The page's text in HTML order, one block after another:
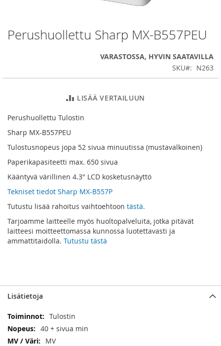
Skip
to
the
Perushuollettu Sharp MX-B557PEU
VARASTOSSA, HYVIN SAATAVILLA
SKU
N263
LISÄÄ VERTAILUUN
Perushuollettu Tulostin
Sharp MX-B557PEU
Tulostusnopeus jopa 52 sivua minuutissa (mustavalkoinen)
Paperikapasiteetti max. 650 sivua
Kääntyvä värillinen 4.3" LCD kosketusnäyttö
Tekniset tiedot Sharp MX-B557P
Tutustu lisää rahoitus vaihtoehtoon tästä.
Tarjoamme laitteelle myös huoltopalveluita, jotka pitävät
laitteesi moitteettomassa kunnossa luotettavasti ja
ammattitaidolla. Tutustu tästä
Lisätietoja
Lisätietoja
Tulostin
40 + sivua min
MV